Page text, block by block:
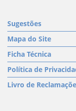
Sugestões
Mapa do Site
Ficha Técnica
Política de
Livro de